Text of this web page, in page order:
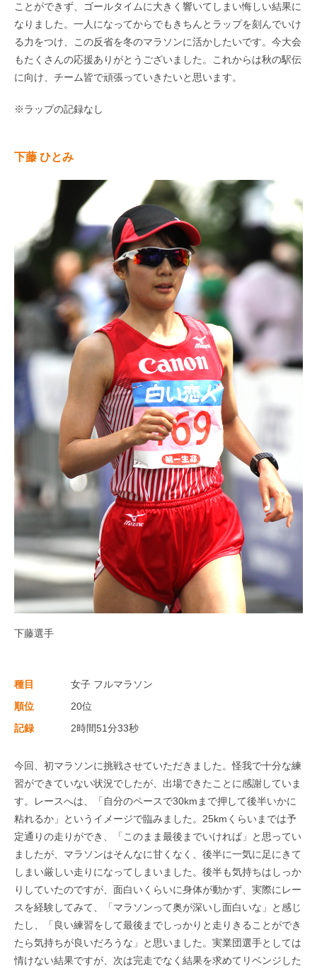
ことができず、ゴールタイムに大きく響いてしまい悔しい結果に
なりました。一人になってからでもきちんとラップを刻んでいけ
る力をつけ、この反省を冬のマラソンに活かしたいです。今大会
もたくさんの応援ありがとうございました。これからは秋の駅伝
に向け、チーム皆で頑張っていきたいと思います。
※ラップの記録なし
下藤 ひとみ
下藤選手
種目
女子 フルマラソン
順位
20位
記録
2時間51分33秒
今回、初マラソンに挑戦させていただきました。怪我で十分な練
習ができていない状況でしたが、出場できたことに感謝していま
す。レースへは、「自分のペースで30kmまで押して後半いかに
粘れるか」というイメージで臨みました。25kmくらいまでは予
定通りの走りができ、「このまま最後までいければ」と思ってい
ましたが、マラソンはそんなに甘くなく、後半に一気に足にきて
しまい厳しい走りになってしまいました。後半も気持ちはしっか
りしていたのですが、面白いくらいに身体が動かず、実際にレー
スを経験してみて、「マラソンって奥が深いし面白いな」と感じ
たし、「良い練習をして最後までしっかりと走りきることができ
たら気持ちが良いだろうな」と思いました。実業団選手としては
情けない結果ですが、次は完走でなく結果を求めてリベンジした